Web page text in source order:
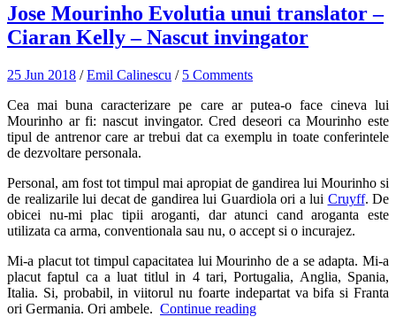
Jose Mourinho Evolutia unui translator –
Ciaran Kelly – Nascut invingator
25 Jun 2018 /Emil Calinescu / 5 Comments
Cea mai buna caracterizare pe care ar putea-o face cineva lui
Mourinho ar fi: nascut invingator. Cred deseori ca Mourinho este
tipul de antrenor care ar trebui dat ca exemplu in toate conferintele
de dezvoltare personala.
Personal, am fost tot timpul mai apropiat de gandirea lui Mourinho si
de realizarile lui decat de gandirea lui Guardiola ori a lui Cruyff. De
obicei nu-mi plac tipii aroganti, dar atunci cand aroganta este
utilizata ca arma, conventionala sau nu, o accept si o incurajez.
Mi-a placut tot timpul capacitatea lui Mourinho de a se adapta. Mi-a
placut faptul ca a luat titlul in 4 tari, Portugalia, Anglia, Spania,
Italia. Si, probabil, in viitorul nu foarte indepartat va bifa si Franta
ori Germania. Ori ambele. Continue reading